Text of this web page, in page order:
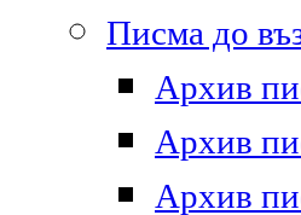
Писма до
Архив
Архив
Архив